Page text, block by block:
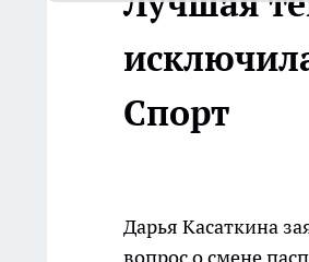
Спорт
Дарья Касаткина